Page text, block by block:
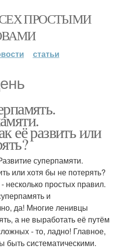
ПРОСТЫМИ
статьи
её развить или
суперпамяти.
или хотя бы не потерять?
несколько простых правил.
и
да! Многие ленивцы
а не выработать её путём
- то, ладно! Главное,
быть систематическими.